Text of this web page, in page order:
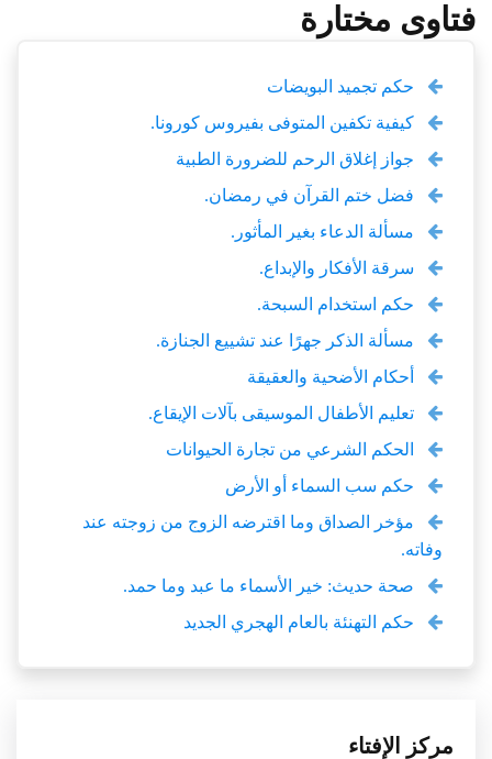
فتاوى مختارة
حكم تجميد البويضات
كيفية تكفين المتوفى بفيروس كورونا.
جواز إغلاق الرحم للضرورة الطبية
فضل ختم القرآن في رمضان.
مسألة الدعاء بغير المأثور.
سرقة الأفكار والإبداع.
حكم استخدام السبحة.
مسألة الذكر جهرًا عند تشييع الجنازة.
أحكام الأضحية والعقيقة
تعليم الأطفال الموسيقى بآلات الإيقاع.
الحكم الشرعي من تجارة الحيوانات
حكم سب السماء أو الأرض
مؤخر الصداق وما اقترضه الزوج من زوجته عند
وفاته.
صحة حديث: خير الأسماء ما عبد وما حمد.
حكم التهنئة بالعام الهجري الجديد
مركز الإفتاء